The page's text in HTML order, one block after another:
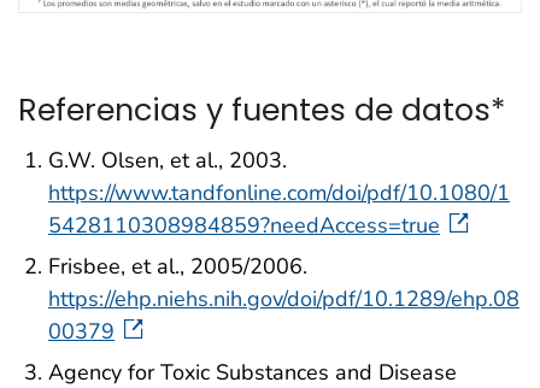
Referencias y fuentes de datos*
G.W. Olsen, et al., 2003.
https://www.tandfonline.com/doi/pdf/10.1080/1
5428110308984859?needAccess=true
Frisbee, et al., 2005/2006.
https://ehp.niehs.nih.gov/doi/pdf/10.1289/ehp.08
00379
Agency for Toxic Substances and Disease